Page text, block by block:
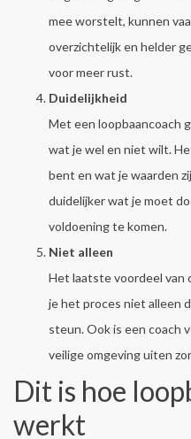
mee worstelt, kunnen
overzichtelijk en helder
voor meer rust.
Duidelijkheid
Met een loopbaancoach
wat je wel en niet wilt.
bent en wat je waarden
duidelijker wat je moet
voldoening te komen.
Niet alleen
Het laatste voordeel van
je het proces niet alleen
steun. Ook is een coach
veilige omgeving uiten
Dit is hoe
werkt